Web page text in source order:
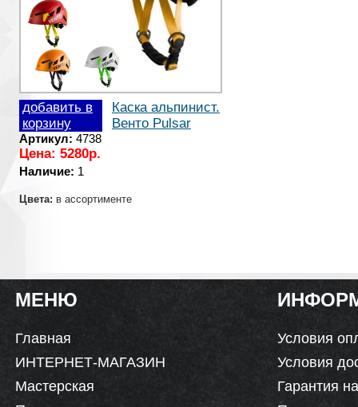
добавить в
корзину
Каска альпинист.
Венто Pulsar
Артикул: 4738
Цена: 5280р.
Наличие: 1
Цвета: в ассортименте
МЕНЮ
Главная
Условия
ИНТЕРНЕТ-МАГАЗИН
Условия
Мастерская
Гарантия